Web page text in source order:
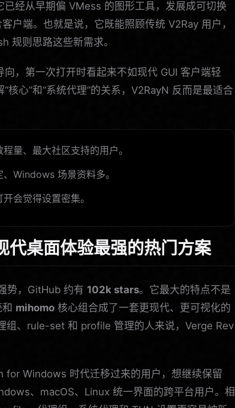
经从早期偏 VMess 的图形工具，发展成可切换
户端。也就是说，它既能照顾传统 V2Ray 用户，
规则思路这些新需求。
，第一次打开时看起来不如现代 GUI 客户端轻
核心”和“系统代理”的关系，V2RayN 反而是最适合
量、最大社区支持的用户。
Windows 场景资料多。
会觉得设置密集。
桌面体验最强的热门方案
势，GitHub 约有 102k stars。它最大的特点不是
mihomo 核心组合成了一套更现代、更可视化的
组、rule-set 和 profile 管理的人来说，Verge Rev
for Windows 时代迁移过来的用户，想继续保留
、macOS、Linux 统一界面的跨平台用户。相